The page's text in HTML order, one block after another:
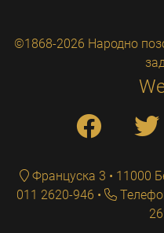
©1868-2026 Народно
Француска 3 • 11000
011 2620-946